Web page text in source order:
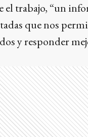
el trabajo, “un
que nos
y responder